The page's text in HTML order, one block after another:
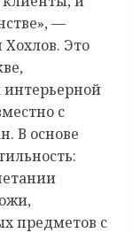
—
Хохлов. Это
с
В основе
предметов с